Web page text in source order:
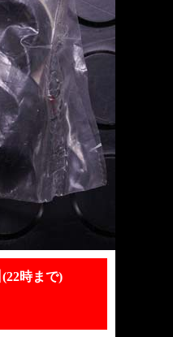
(22時まで)